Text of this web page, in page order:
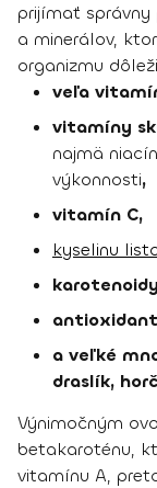
prijímať
a minerálov,
organizmu
veľa
vitamíny
najmä
výkonnosti,
vitamín C,
kyselinu
a veľké
draslík,
Výnimočným
betakaroténu,
vitamínu A,